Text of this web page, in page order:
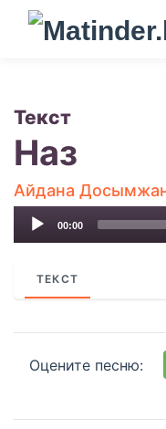
Текст
Наз
Айдана
Audio
00:00
ТЕКСТ
Оцените песню: